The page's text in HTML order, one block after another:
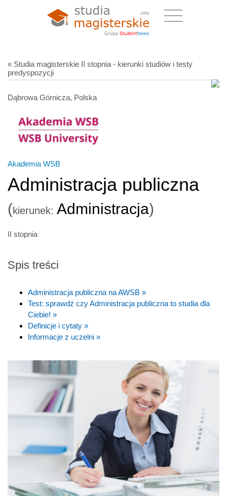
« Studia magisterskie II stopnia - kierunki studiów i testy
predyspozycji
Dąbrowa Górnicza, Polska
Akademia WSB
Administracja publiczna
(kierunek: Administracja)
II stopnia
Spis treści
Administracja publiczna na AWSB »
Test: sprawdź czy Administracja publiczna to studia dla
Ciebie! »
Definicje i cytaty »
Informacje z uczelni »